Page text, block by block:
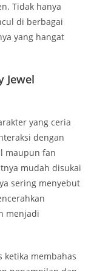
Tidak hanya
di berbagai
yang hangat
Jewel
yang ceria
dengan
maupun fan
mudah disukai
sering menyebut
menjadi
ketika membahas